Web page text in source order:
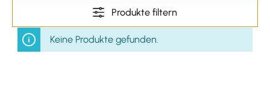
Produkte filtern
Keine Produkte gefunden.